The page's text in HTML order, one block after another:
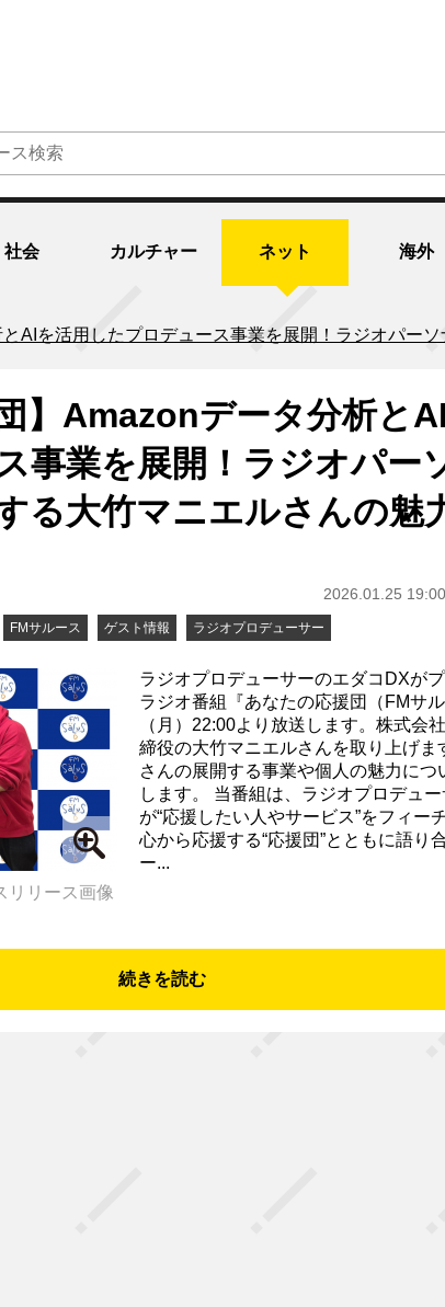
社会 カルチャー ネット 海外
AIを活用したプロデュース事業を展開！ラジオパー
】Amazonデータ分析と
事業を展開！ラジオパー
る大竹マニエルさんの魅
2026.01.25 19:00
FMサルース ゲスト情報 ラジオプロデューサー
リリース画像
ラジオプロデューサーのエダコDXが
ラジオ番組『あなたの応援団（FMサ
（月）22:00より放送します。株式会
締役の大竹マニエルさんを取り上げま
さんの展開する事業や個人の魅力につ
します。 当番組は、ラジオプロデュ
が“応援したい人やサービス”をフィー
心から応援する“応援団”とともに語り
ー...
続きを読む